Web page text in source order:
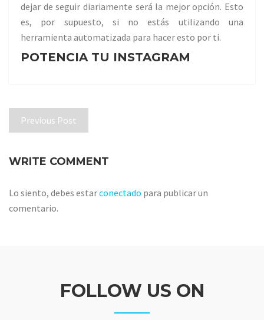
dejar de seguir diariamente será la mejor opción. Esto
es, por supuesto, si no estás utilizando una
herramienta automatizada para hacer esto por ti.
POTENCIA TU INSTAGRAM
Previous Post
WRITE COMMENT
Lo siento, debes estarconectado para publicar un
comentario.
FOLLOW US ON